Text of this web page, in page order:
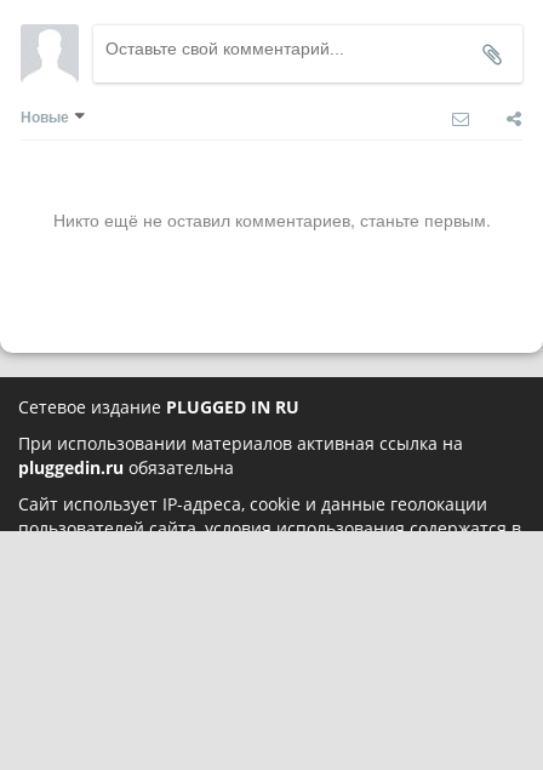
Новые
Никто ещё не оставил комментариев, станьте первым.
Сетевое издание PLUGGED IN RU
При использовании материалов активная ссылка на
pluggedin.ru обязательна
Сайт использует IP-адреса, cookie и данные геолокации
пользователей сайта, условия использования содержатся в